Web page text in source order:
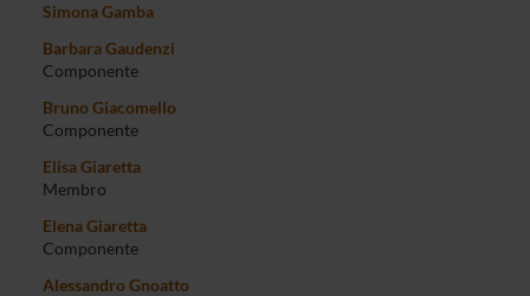
Simona Gamba
Barbara Gaudenzi
Componente
Bruno Giacomello
Componente
Elisa Giaretta
Membro
Elena Giaretta
Componente
Alessandro Gnoatto